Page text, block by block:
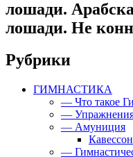
лошади.
лошади. Не
Рубрики
ГИМНАСТИКА
— Что такое
—
— Амуниция
Кавессон
—